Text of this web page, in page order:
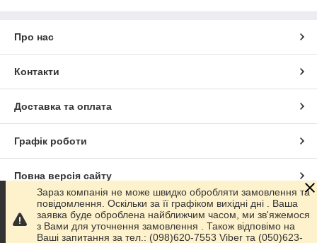
Про нас
Контакти
Доставка та оплата
Графік роботи
Повна версія сайту
Сайт створено на маркетплейсіProm.ua
Зараз компанія не може швидко обробляти замовлення та
повідомлення. Оскільки за її графіком вихідні дні . Ваша
заявка буде оброблена найближчим часом, ми зв'яжемося
з Вами для уточнення замовлення . Також відповімо на
Ваші запитання за тел.: (098)620-7553 Viber та (050)623-